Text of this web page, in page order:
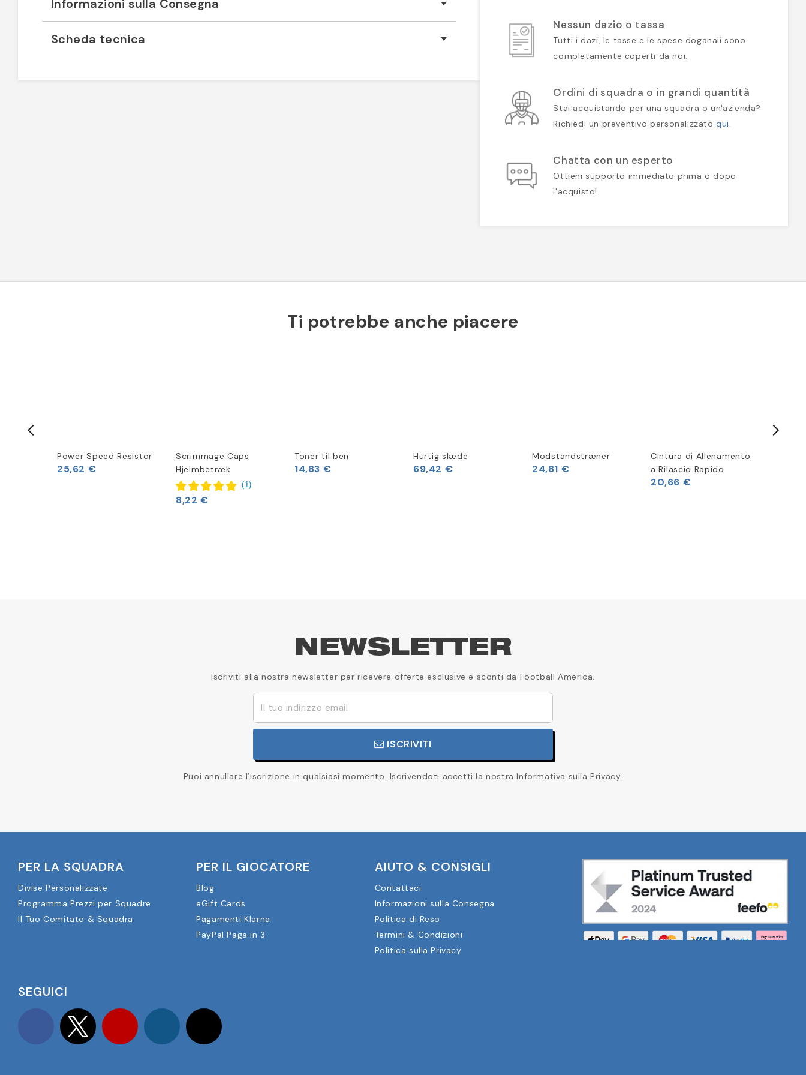
Informazioni sulla Consegna
Scheda tecnica
Nessun dazio o tassa
Tutti i dazi, le tasse e le spese doganali sono
completamente coperti da noi.
Ordini di squadra o in grandi quantità
Stai acquistando per una squadra o un'azienda?
Richiedi un preventivo personalizzatoqui.
Chatta con un esperto
Ottieni supporto immediato prima o dopo
l'acquisto!
Ti potrebbe anche piacere
Power Speed Resistor
25,62 €
Scrimmage Caps
Hjelmbetræk
(1)
8,22 €
Toner til ben
14,83 €
Hurtig slæde
69,42 €
Modstandstræner
24,81 €
Cintura di Allenamento
a Rilascio Rapido
20,66 €
NEWSLETTER
Iscriviti alla nostra newsletter per ricevere offerte esclusive e sconti da Football America.
ISCRIVITI
Puoi annullare l’iscrizione in qualsiasi momento. Iscrivendoti accetti la nostra Informativa sulla Privacy.
PER LA SQUADRA
Divise Personalizzate
Programma Prezzi per Squadre
Il Tuo Comitato & Squadra
PER IL GIOCATORE
Blog
eGift Cards
Pagamenti Klarna
PayPal Paga in 3
AIUTO & CONSIGLI
Contattaci
Informazioni sulla Consegna
Politica di Reso
Termini & Condizioni
Politica sulla Privacy
SEGUICI
Facebook Twitter YouTube Instagram